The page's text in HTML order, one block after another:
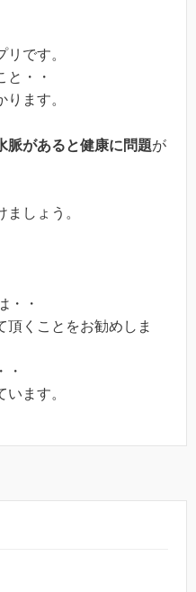
リです。
と・・
ます。
脈があると健康に問題が
しょう。
・・
頂くことをお勧めしま
・
ます。